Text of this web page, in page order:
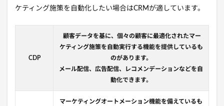
ケティング施策を自動化したい場合はCRMが適しています。
CDP
顧客データを基に、個々の顧客に最適化されたマー
ケティング施策を自動実行する機能を提供しているも
のがあります。
メール配信、広告配信、レコメンデーションなどを自
動化できます。
マーケティングオートメーション機能を備えているも